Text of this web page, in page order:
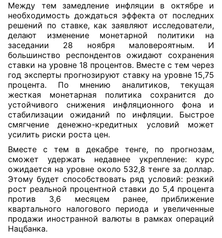
Между тем замедление инфляции в октябре и
необходимость дождаться эффекта от последних
решений по ставке, как заявляют исследователи,
делают изменение монетарной политики на
заседании 28 ноября маловероятным. И
большинство респондентов ожидают сохранения
ставки на уровне 18 процентов. Вместе с тем через
год эксперты прогнозируют ставку на уровне 15,75
процента. По мнению аналитиков, текущая
жесткая монетарная политика сохранится до
устойчивого снижения инфляционного фона и
стабилизации ожиданий по инфляции. Быстрое
смягчение денежно-кредитных условий может
усилить риски роста цен.
Вместе с тем в декабре тенге, по прогнозам,
сможет удержать недавнее укрепление: курс
ожидается на уровне около 532,8 тенге за доллар.
Этому будет способствовать ряд условий: резкий
рост реальной процентной ставки до 5,4 процента
против 3,6 месяцем ранее, приближение
квартального налогового периода и увеличенные
продажи иностранной валюты в рамках операций
Нацбанка.